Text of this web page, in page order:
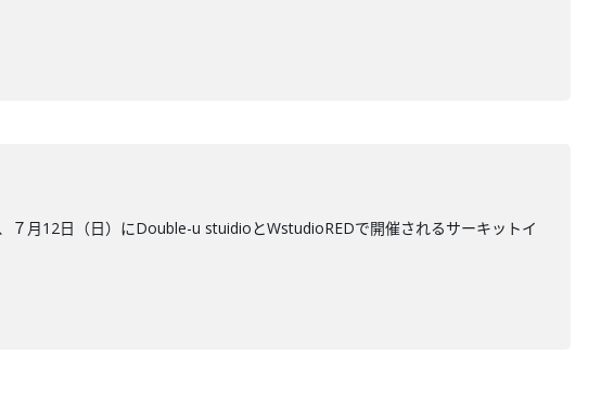
７月12日（日）にDouble-u stuidioとWstudioREDで開催されるサーキットイ